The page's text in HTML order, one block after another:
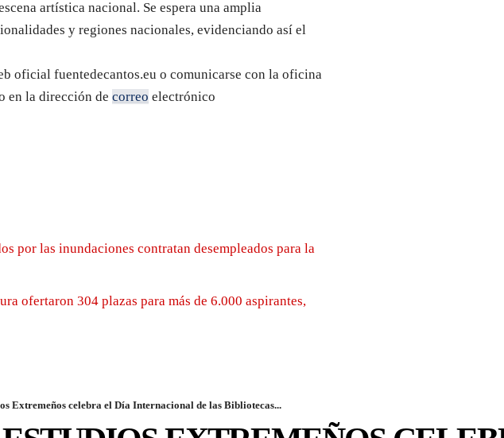
artística nacional. Se espera una amplia
y regiones nacionales, evidenciando así el
oficial fuentedecantos.eu o comunicarse con la oficina
en la dirección de correo electrónico
por las inundaciones contratan desempleados para la
ofertaron 304 plazas para más de 6.000 aspirantes,